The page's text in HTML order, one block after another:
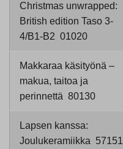
Christmas unwrapped:
British edition Taso 3-
4/B1-B2 01020
Makkaraa käsityönä –
makua, taitoa ja
perinnettä 80130
Lapsen kanssa:
Joulukeramiikka 57151